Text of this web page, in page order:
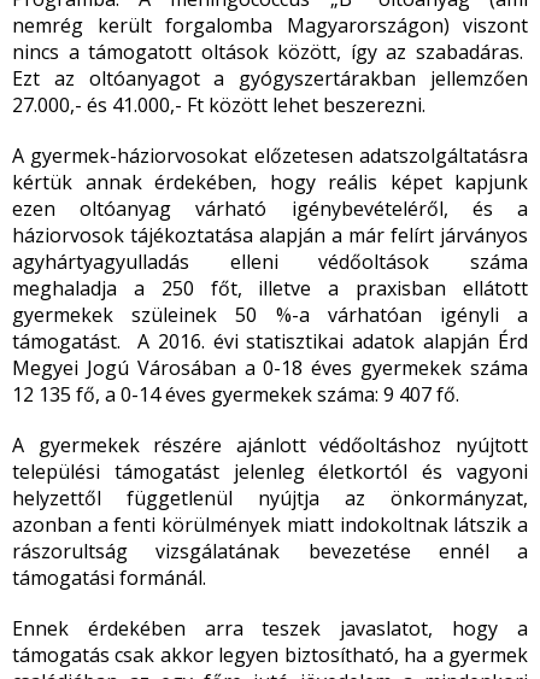
nemrég került forgalomba Magyarországon) viszont
nincs a támogatott oltások között, így az szabadáras.
Ezt az oltóanyagot a gyógyszertárakban jellemzően
27.000,- és 41.000,- Ft között lehet beszerezni.
A gyermek-háziorvosokat előzetesen adatszolgáltatásra
kértük annak érdekében, hogy reális képet kapjunk
ezen oltóanyag várható igénybevételéről, és a
háziorvosok tájékoztatása alapján a már felírt járványos
agyhártyagyulladás elleni védőoltások száma
meghaladja a 250 főt, illetve a praxisban ellátott
gyermekek szüleinek 50 %-a várhatóan igényli a
támogatást. A 2016. évi statisztikai adatok alapján Érd
Megyei Jogú Városában a 0-18 éves gyermekek száma
12 135 fő, a 0-14 éves gyermekek száma: 9 407 fő.
A gyermekek részére ajánlott védőoltáshoz nyújtott
települési támogatást jelenleg életkortól és vagyoni
helyzettől függetlenül nyújtja az önkormányzat,
azonban a fenti körülmények miatt indokoltnak látszik a
rászorultság vizsgálatának bevezetése ennél a
támogatási formánál.
Ennek érdekében arra teszek javaslatot, hogy a
támogatás csak akkor legyen biztosítható, ha a gyermek